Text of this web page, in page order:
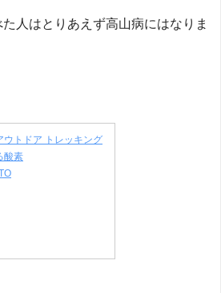
人はとりあえず高山病にはなりま
ウトドア トレッキング
酸素